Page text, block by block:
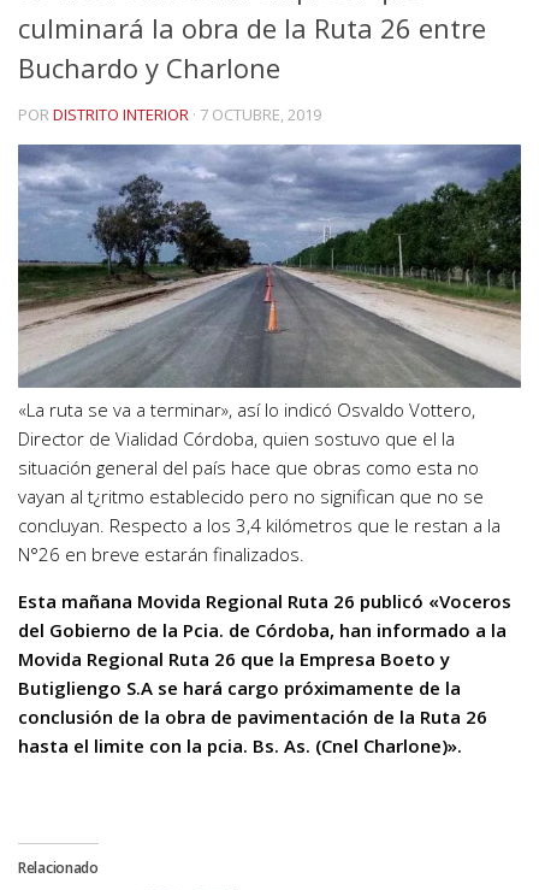
culminará la obra de la Ruta 26 entre
Buchardo y Charlone
PORDISTRITO INTERIOR · 7 OCTUBRE, 2019
«La ruta se va a terminar», así lo indicó Osvaldo Vottero,
Director de Vialidad Córdoba, quien sostuvo que el la
situación general del país hace que obras como esta no
vayan al t¿ritmo establecido pero no significan que no se
concluyan. Respecto a los 3,4 kilómetros que le restan a la
N°26 en breve estarán finalizados.
Esta mañana Movida Regional Ruta 26 publicó «Voceros
del Gobierno de la Pcia. de Córdoba, han informado a la
Movida Regional Ruta 26 que la Empresa Boeto y
Butigliengo S.A se hará cargo próximamente de la
conclusión de la obra de pavimentación de la Ruta 26
hasta el limite con la pcia. Bs. As. (Cnel Charlone)».
Relacionado